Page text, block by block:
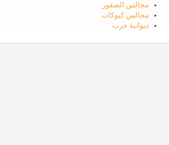
مجالس الصقور
مجالس كيوكات
ديوانية حرب